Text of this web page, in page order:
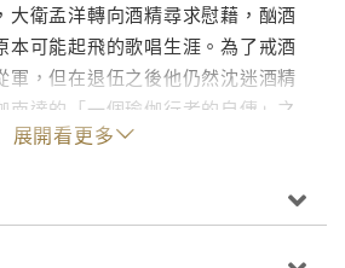
大衛孟洋轉向酒精尋求慰藉，酗酒
本可能起飛的歌唱生涯。為了戒酒
軍，但在退伍之後他仍然沈迷酒精
南達的「一個瑜伽行者的自傳」之
參加勒戒課程，從此不再飲酒。也
寫作的妻子。
第一張專輯，雖然在美國沒有太大
展開看更多